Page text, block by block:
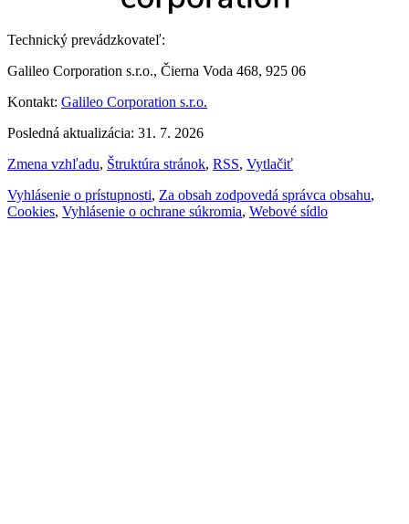
Technický prevádzkovateľ:
Galileo Corporation s.r.o., Čierna Voda 468, 925 06
Kontakt: Galileo Corporation s.r.o.
Posledná aktualizácia: 31. 7. 2026
Zmena vzhľadu, Štruktúra stránok, RSS, Vytlačiť
Vyhlásenie o prístupnosti, Za obsah zodpovedá správca obsahu,
Cookies, Vyhlásenie o ochrane súkromia, Webové sídlo